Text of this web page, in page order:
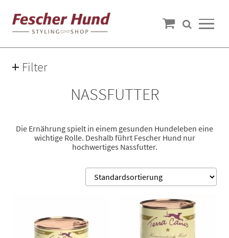
NASSFUTTER
Die Ernährung spielt in einem gesunden Hundeleben eine
wichtige Rolle. Deshalb führt Fescher Hund nur
hochwertiges Nassfutter.
Filter
See 6 more